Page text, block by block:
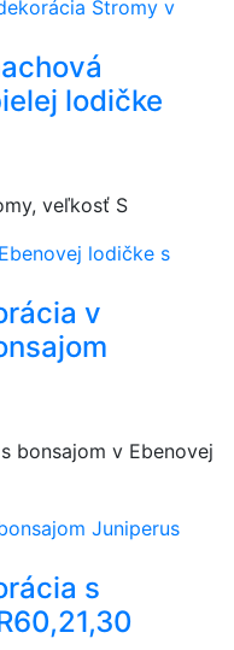
lodičke
veľkosť S
v
bonsajom v Ebenovej
s